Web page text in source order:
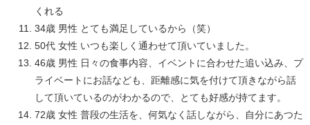
くれる
34歳 男性 とても満足しているから（笑）
50代 女性 いつも楽しく通わせて頂いていました。
46歳 男性 日々の食事内容、イベントに合わせた追い込み、プ
ライベートにお話なども、距離感に気を付けて頂きながら話
して頂いているのがわかるので、とても好感が持てます。
72歳 女性 普段の生活を、何気なく話しながら、自分にあつた